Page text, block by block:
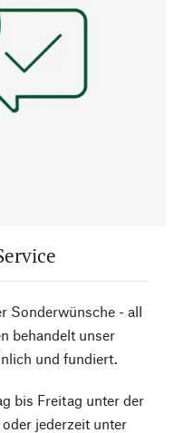
Sonderwünsche - all
behandelt unser
und fundiert.
bis Freitag unter der
jederzeit unter